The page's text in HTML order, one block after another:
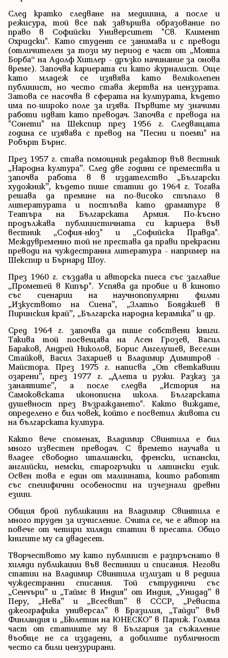
След кратко следване на медицина, а после и
режисура, той все пак завършва образование по
право в Софийски Университет "Св. Климент
Охридски". Като студент се занимава и с преводи
(отличителен за този му период е част от „Моята
Борба“ на Адолф Хитлер - дръзко начинание за онова
време). Започва кариерата си като журналист. Още
като младеж се изявява като великолепен
публицист, но често става жертва на цензурата.
Затова се насочва в сферата на културата, където
има по-широко поле за изява. Първите му значими
работи идват като преводач. Започва с превода на
"Сонети" на Шекспир през 1956 г. Следващата
година се изявава с превод на "Песни и поеми" на
Робърт Бърнс.
През 1957 г. става помощник редактор във вестник
„Народна култура”. След две години се премества и
започва работа в в издателство „Български
художник”, където пише статии до 1964 г. Тогава
решава да премине на по-високо стъпало в
литературата и постъпва като драматург в
Театъра на Българската Армия. По-късно
продължава публицистичната си кариера във
вестник „София-нюз" и „Софийска Правда".
Междувременно той не престава да прави прекрасни
преводи на чуждестранна литература - например на
Шекспир и Бърнард Шоу.
През 1960 г. създава и авторска пиеса със заглавие
„Прометей в Кипър". Успява да пробие и в киното
със сценарии на научнопопулярни филми
„Изкуството на Сиена”, „Златьо Бояджиев в
Пиринския край”, „Българска народна керамика” и др.
Сред 1964 г. започва да пише собствени книги.
Такива той посвещава на Асен Грозев, Васил
Бараков, Андрей Николов, Борис Ангелушев, Веселин
Стайков, Васил Захариев и Владимир Димитров -
Майстора. През 1975 г. написва „От светкавици
озарени”, през 1977 г. „Длета и ружи. Разказ за
занаятите”, а после следва „История на
Самоковската иконописна школа. Българската
душевност през Възраждането". Както виждате,
определено е бил човек, който е посветил живота си
на българската култура.
Както вече споменах, Владимир Свинтила е бил
много известен преводач. С времето научава и
владее свободно италиански, френски, испански,
английски, немски, старогръцки и латински език.
Освен това е един от малцината, които работят
със специфични особености на изчезнали древни
езици.
Общия брой публикации на Владимир Свинтила е
много труден за изчисление. Счита се, че е автор на
повече от четири хиляди статии в пресата. Общо
книгите му са двадесет.
Творчеството му като публицист е разпръснато в
хиляди публикации във вестници и списания. Негови
статии на Владимир Свинтила излизат и в редица
чуждестранни списания. Той сътрудничи със
„Сенчъри” и „Таймс в Индия” от Индия, „Унидад” в
Перу, „Нева” и „Всесвит” в СССР, „Ревиста
джеографика универсал” в Бразилия, „Тайди” във
Финландия и „Бюлетин на ЮНЕСКО” в Париж. Голяма
част от статиите му в България за съжаление
въобще не са издадени, а добилите публичност
често са били цензурирани.